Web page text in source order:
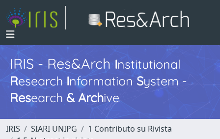
IRIS - Res&ArchInstitutional
Research InformationSystem -
Research & Archive
IRIS SIARI UNIPG
1 Contributo su Rivista